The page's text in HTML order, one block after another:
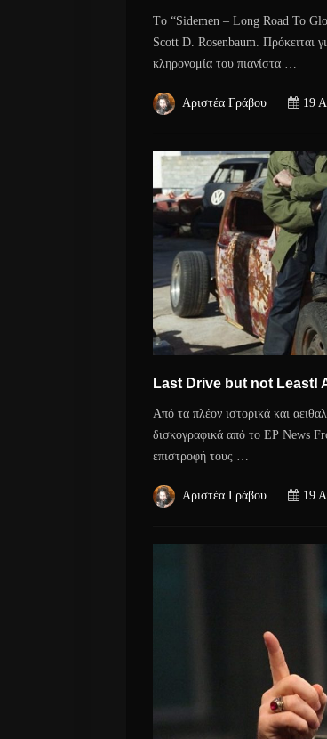
Tο “Sidemen – Long Road To
Scott D. Rosenbaum. Πρόκειται
κληρονομία του πιανίστα …
Αριστέα Γράβου 19
Last Drive but not Least!
Από τα πλέον ιστορικά και
δισκογραφικά από το ΕΡ News
επιστροφή τους …
Αριστέα Γράβου 19